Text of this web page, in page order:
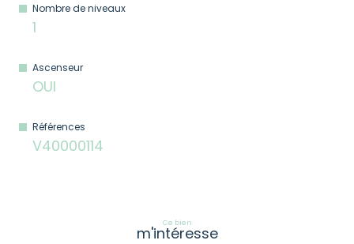
Nombre de niveaux
1
Ascenseur
OUI
Références
V40000114
Ce bien
m'intéresse